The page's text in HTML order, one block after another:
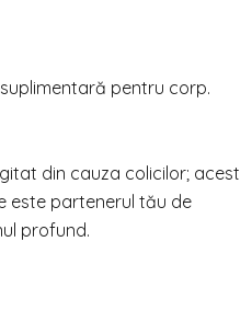
pentru corp.
din cauza colicilor; acest
este partenerul tău de
profund.